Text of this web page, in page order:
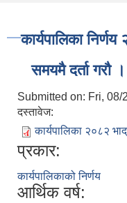
कार्यपालिका
समयमै दर्ता गरौ ।
Submitted on: Fri, 08/
दस्तावेज:
कार्यपालिका २०८२
प्रकार:
कार्यपालिकाको निर्णय
आर्थिक वर्ष: